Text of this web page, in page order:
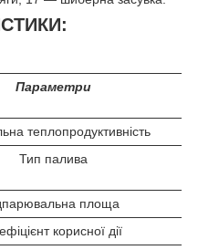
Параметри
теплопродуктивність
Тип палива
площа
корисної дії